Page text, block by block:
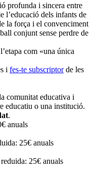
profunda i sincera entre
l’educació dels infants de
la força i el convenciment
conjunt sense perdre de
com «una única
i fes-te subscriptor de les
comunitat educativa i
educatiu o una institució.
.
anuals
25€ anuals
25€ anuals